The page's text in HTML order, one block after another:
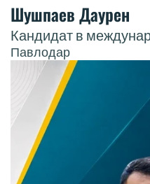
Шушпаев Даурен
Кандидат в
Павлодар